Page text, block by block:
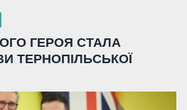
ГЕРОЯ СТАЛА
ТЕРНОПІЛЬСЬКОЇ